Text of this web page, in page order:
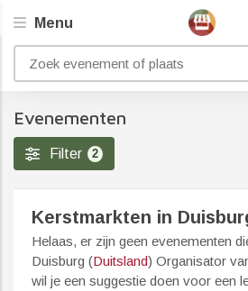
Menu
Evenementen
Filter 2
Kerstmarkten in
Helaas, er zijn geen evenementen
Duisburg (Duitsland) Organisator
wil je een suggestie doen voor een